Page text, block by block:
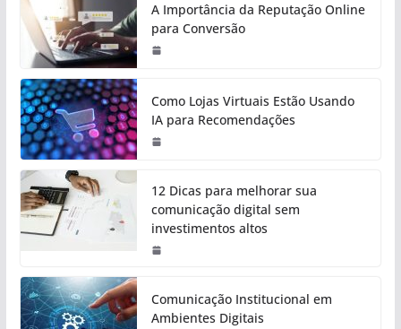
A Importância da Reputação Online
para Conversão
Como Lojas Virtuais Estão Usando
IA para Recomendações
12 Dicas para melhorar sua
comunicação digital sem
investimentos altos
Comunicação Institucional em
Ambientes Digitais